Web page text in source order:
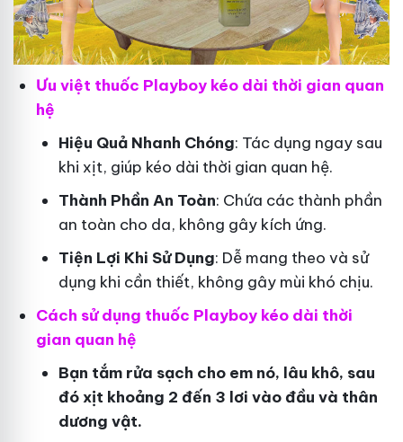
Ưu việt thuốc Playboy kéo dài thời gian quan
hệ
Hiệu Quả Nhanh Chóng: Tác dụng ngay sau
khi xịt, giúp kéo dài thời gian quan hệ.
Thành Phần An Toàn: Chứa các thành phần
an toàn cho da, không gây kích ứng.
Tiện Lợi Khi Sử Dụng: Dễ mang theo và sử
dụng khi cần thiết, không gây mùi khó chịu.
Cách sử dụng thuốc Playboy kéo dài thời
gian quan hệ
Bạn tắm rửa sạch cho em nó, lâu khô, sau
đó xịt khoảng 2 đến 3 lơi vào đầu và thân
dương vật.